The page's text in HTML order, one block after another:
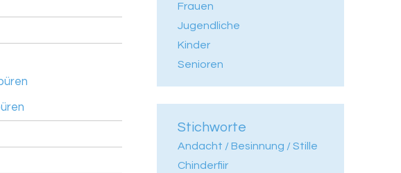
Frauen
Jugendliche
Kinder
Senioren
Stichworte
Andacht / Besinnung / Stille
Chinderfiir